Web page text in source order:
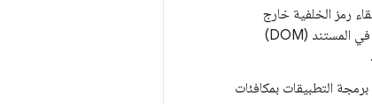
رمز الخلفية خارج
سلسلة التعليمات الرئيسية حيث يمكن أن يضر بالأداء. يتطلب هذا التغيير أيضًا نقل نموذج العناصر في المستند (DOM)
التطبيقات بمكافئات